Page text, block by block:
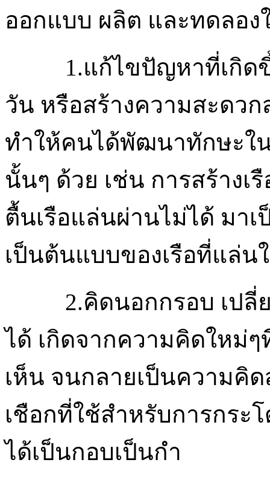
ออกแบบ ผลิต และทดลอง
1.แก้ไขปัญหาที่เกิด
วัน หรือสร้างความสะดว
ทำให้คนได้พัฒนาทักษะใ
นั้นๆ ด้วย เช่น การสร้างเ
ตื้นเรือแล่นผ่านไม่ได้ มา
เป็นต้นแบบของเรือที่แล่น
2.คิดนอกกรอบ เปลี่
ได้ เกิดจากความคิดใหม่
เห็น จนกลายเป็นความคิ
เชือกที่ใช้สำหรับการกระ
ได้เป็นกอบเป็นกำ